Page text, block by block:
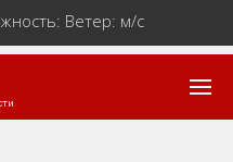
Ветер: м/с